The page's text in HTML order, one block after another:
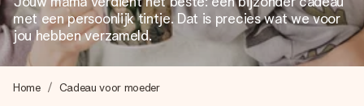
Onze cadeaus worden gewaardeerd. Klanten beoordelen
ons met een 4,7 op Google Reviews
met een persoonlijk tintje. Dat is precies wat we voor
jou hebben verzameld.
Home Cadeau voor moeder